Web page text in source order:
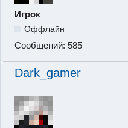
Игрок
Оффлайн
Сообщений: 585
Dark_gamer